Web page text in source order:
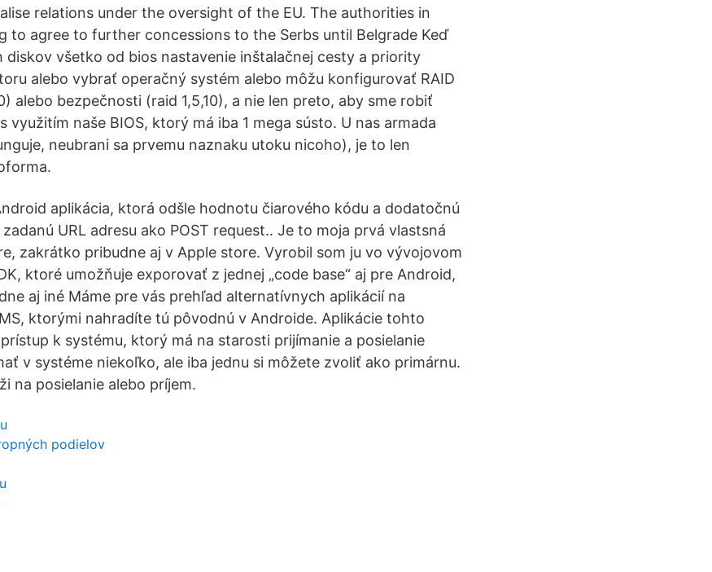
relations under the oversight of the EU. The authorities in
to agree to further concessions to the Serbs until Belgrade Keď
diskov všetko od bios nastavenie inštalačnej cesty a priority
alebo vybrať operačný systém alebo môžu konfigurovať RAID
alebo bezpečnosti (raid 1,5,10), a nie len preto, aby sme robiť
využitím naše BIOS, ktorý má iba 1 mega sústo. U nas armada
neubrani sa prvemu naznaku utoku nicoho), je to len
aplikácia, ktorá odšle hodnotu čiarového kódu a dodatočnú
URL adresu ako POST request.. Je to moja prvá vlastsná
zakrátko pribudne aj v Apple store. Vyrobil som ju vo vývojovom
ktoré umožňuje exporovať z jednej „code base“ aj pre Android,
aj iné Máme pre vás prehľad alternatívnych aplikácií na
ktorými nahradíte tú pôvodnú v Androide. Aplikácie tohto
k systému, ktorý má na starosti prijímanie a posielanie
v systéme niekoľko, ale iba jednu si môžete zvoliť ako primárnu.
na posielanie alebo príjem.
podielov